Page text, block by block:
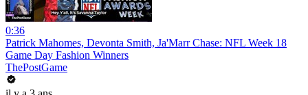
0:36
Patrick Mahomes, Devonta Smith, Ja'Marr Chase: NFL Week 18
Game Day Fashion Winners
ThePostGame